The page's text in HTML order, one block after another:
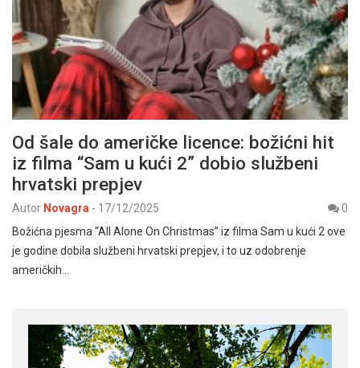
Od šale do američke licence: božićni hit
iz filma “Sam u kući 2” dobio službeni
hrvatski prepjev
Autor Novagra - 17/12/2025
0
Božićna pjesma “All Alone On Christmas” iz filma Sam u kući 2 ove
je godine dobila službeni hrvatski prepjev, i to uz odobrenje
američkih…